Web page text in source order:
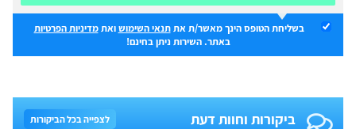
בשליחת הטופס הינך מאשר/ת אתתנאי השימושואתמדיניות הפרטיות
באתר. השירות ניתן בחינם!
ביקורות וחוות דעת לצפייה בכל הביקורות